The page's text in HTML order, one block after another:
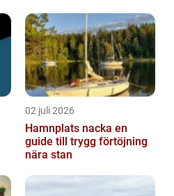
02 juli 2026
Hamnplats nacka en
guide till trygg förtöjning
nära stan